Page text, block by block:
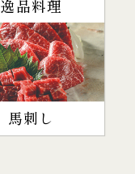
逸品料理
馬刺し